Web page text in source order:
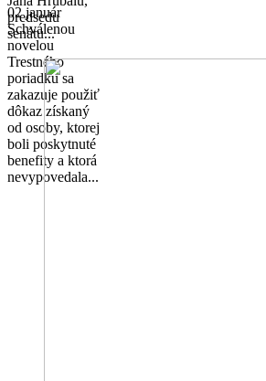
predsedu
senátu...
02 január
Schválenou
novelou
Trestného
poriadku sa
zakazuje použiť
dôkaz získaný
od osoby, ktorej
boli poskytnuté
benefity a ktorá
nevypovedala...